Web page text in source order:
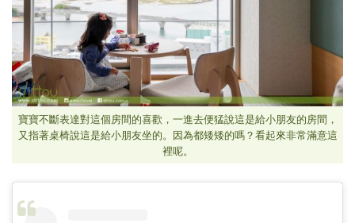
寶寶不斷表達對這個房間的喜歡，一進去便猛說這是給小朋友的房間，
又指著桌椅說這是給小朋友坐的。因為都矮矮的嗎？看起來非常滿意這
裡呢。